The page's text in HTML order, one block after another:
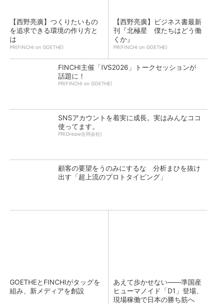
【西野亮廣】つくりたいもの
を追求できる環境の作り方と
は
PR(FINCHI on GOETHE)
【西野亮廣】ビジネス書最新
刊『北極星 僕たちはどう働
くか』
PR(FINCHI on GOETHE)
FINCHI主催「IVS2026」トークセッションが
話題に！
PR(FINCHI on GOETHE)
SNSアカウントを着実に成長。実はみんなココ
使ってます。
PR(Dreaw合同会社)
顧客の要望をうのみにするな 分析まひを抜け
出す「超上流のプロトタイピング」
GOETHEとFINCHIがタッグを
組み、新メディアを創設
あえて歩かせない――準国産
ヒューマノイド「D1」登場、
現場稼働で日本の勝ち筋へ